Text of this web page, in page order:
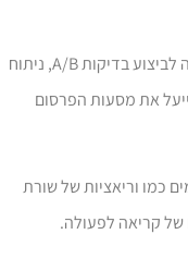
לסוכנות בעלת מוניטין צריך להיות תהליך מובנה לביצוע בדיקות A/B, ניתוח
את מסעות הפרסום
כמו וריאציות של שורת
של קריאה לפעולה.